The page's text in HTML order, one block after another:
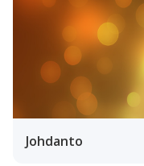
Johdanto